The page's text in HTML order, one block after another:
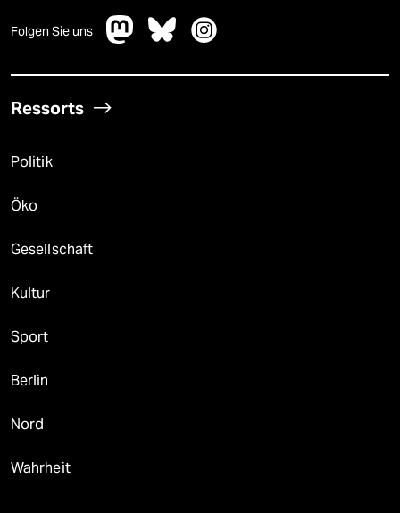
Folgen Sie uns
Ressorts
Politik
Öko
Gesellschaft
Kultur
Sport
Berlin
Nord
Wahrheit